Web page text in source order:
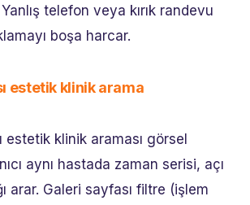
Yanlış telefon veya kırık randevu
boşa harcar.
estetik klinik arama
estetik klinik araması görsel
aynı hastada zaman serisi, açı
arar. Galeri sayfası filtre (işlem